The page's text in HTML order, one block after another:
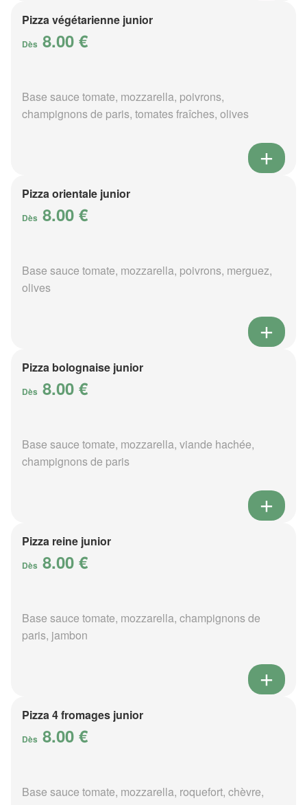
Pizza végétarienne junior
Dès 8.00 €
Base sauce tomate, mozzarella, poivrons,
champignons de paris, tomates fraîches, olives
Pizza orientale junior
Dès 8.00 €
Base sauce tomate, mozzarella, poivrons, merguez,
olives
Pizza bolognaise junior
Dès 8.00 €
Base sauce tomate, mozzarella, viande hachée,
champignons de paris
Pizza reine junior
Dès 8.00 €
Base sauce tomate, mozzarella, champignons de
paris, jambon
Pizza 4 fromages junior
Dès 8.00 €
Base sauce tomate, mozzarella, roquefort, chèvre,